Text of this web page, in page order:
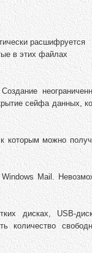
расшифруется
в этих файлах
сейфа данных,
которым можно
Mail.
дисках, USB-
количество